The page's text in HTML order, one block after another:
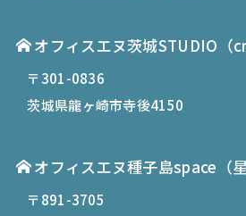
オフィスエヌ茨城STUDIO（
〒301-0836
茨城県龍ヶ崎市寺後4150
オフィスエヌ種子島space （
〒891-3705